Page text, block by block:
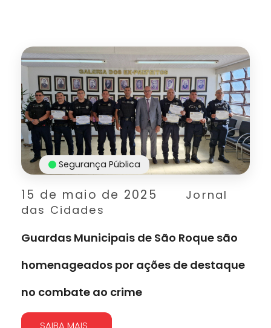
15 de maio de 2025
Jornal
das Cidades
Segurança Pública
Guardas Municipais de São Roque são
homenageados por ações de destaque
no combate ao crime
SAIBA MAIS